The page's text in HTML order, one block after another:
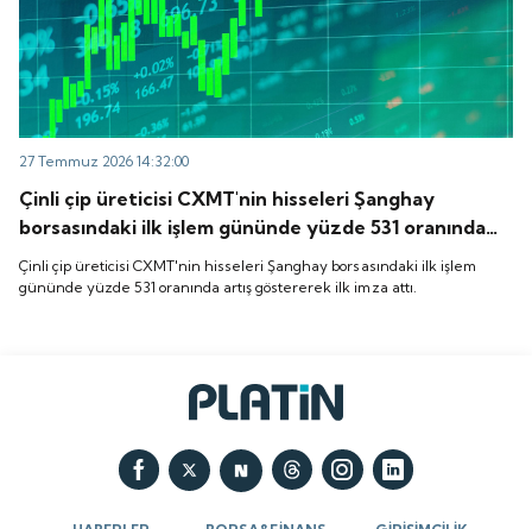
27 Temmuz 2026 14:32:00
Çinli çip üreticisi CXMT'nin hisseleri Şanghay
borsasındaki ilk işlem gününde yüzde 531 oranında
artış göstererek ilk imza attı.
Çinli çip üreticisi CXMT'nin hisseleri Şanghay borsasındaki ilk işlem
gününde yüzde 531 oranında artış göstererek ilk imza attı.